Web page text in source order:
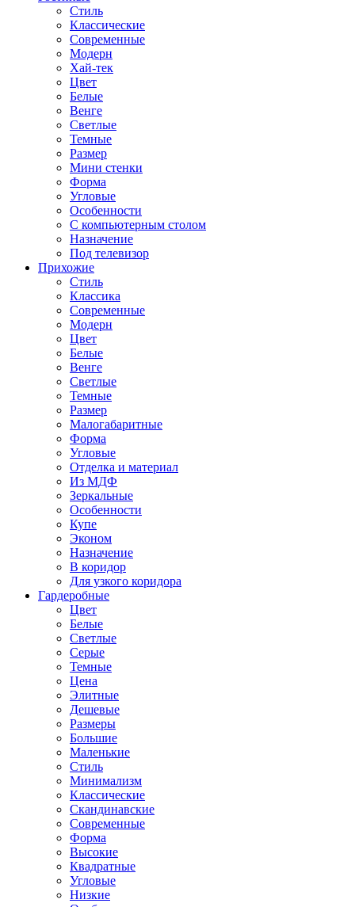
Стиль
Классические
Современные
Модерн
Хай-тек
Цвет
Белые
Венге
Светлые
Темные
Размер
Мини стенки
Форма
Угловые
Особенности
С компьютерным столом
Назначение
Под телевизор
Прихожие
Стиль
Классика
Современные
Модерн
Цвет
Белые
Венге
Светлые
Темные
Размер
Малогабаритные
Форма
Угловые
Отделка и материал
Из МДФ
Зеркальные
Особенности
Купе
Эконом
Назначение
В коридор
Для узкого коридора
Гардеробные
Цвет
Белые
Светлые
Серые
Темные
Цена
Элитные
Дешевые
Размеры
Большие
Маленькие
Стиль
Минимализм
Классические
Скандинавские
Современные
Форма
Высокие
Квадратные
Угловые
Низкие